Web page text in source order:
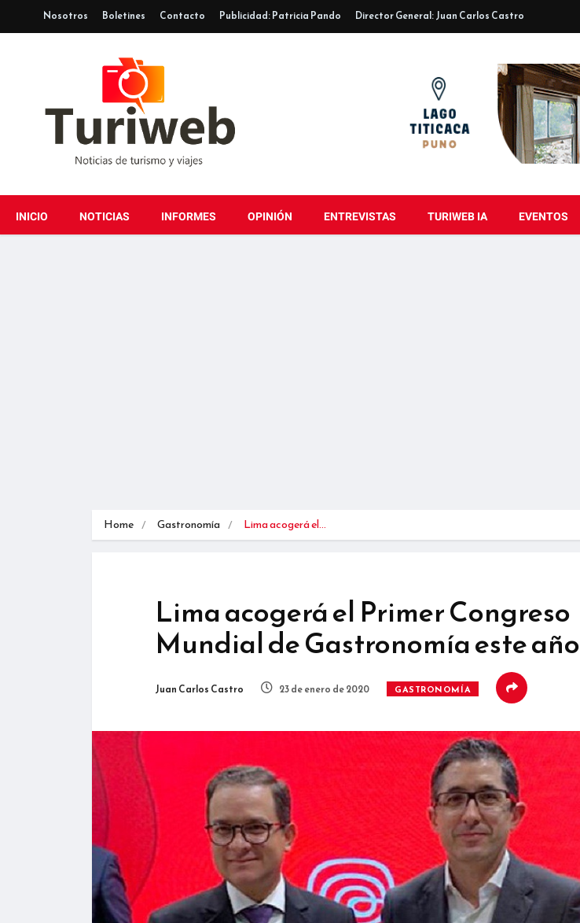
Nosotros Boletines Contacto Publicidad: Patricia Pando Director General: Juan Carlos Castro
INICIO NOTICIAS INFORMES OPINIÓN ENTREVISTAS TURIWEB IA EVENTOS
Home Gastronomía Lima acogerá el…
Lima acogerá el Primer Congreso
Mundial de Gastronomía este año
Juan Carlos Castro 23 de enero de 2020 GASTRONOMÍA